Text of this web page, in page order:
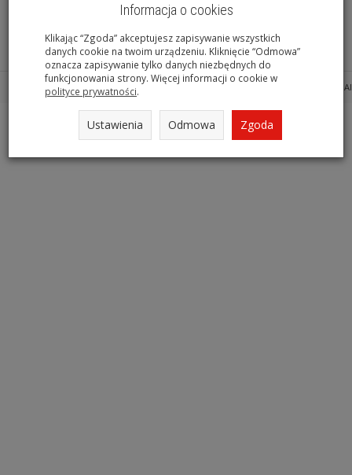
Informacje
Sklep internetowy SOTESHOP AI
Informacja o cookies
Klikając “Zgoda” akceptujesz zapisywanie wszystkich
danych cookie na twoim urządzeniu. Kliknięcie “Odmowa”
oznacza zapisywanie tylko danych niezbędnych do
funkcjonowania strony. Więcej informacji o cookie w
polityce prywatności.
Ustawienia Odmowa Zgoda